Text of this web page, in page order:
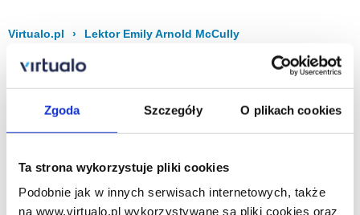
Zgoda Szczegóły O plikach cookies
Ta strona wykorzystuje pliki cookies
Podobnie jak w innych serwisach internetowych, także
na www.virtualo.pl wykorzystywane są pliki cookies oraz
Virtualo.pl › Lektor Emily Arnold McCully
Filtruj Sortuj
Na stronie